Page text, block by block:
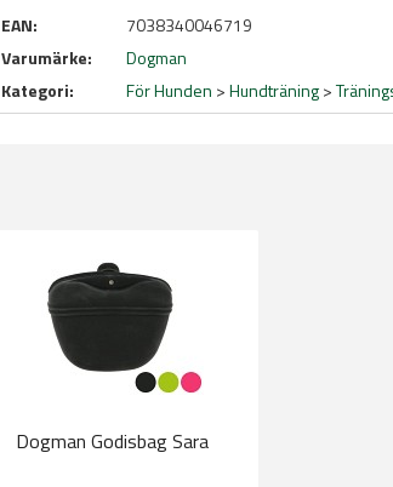
EAN:
7038340046719
Varumärke:
Dogman
Kategori:
För Hunden >Hundträning>
Dogman Godisbag Sara